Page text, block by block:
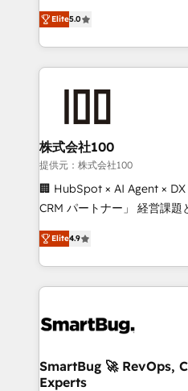
Certified Experts &
1,500+ implementations
First, RevOps-led,
Company of the Year 2024/25 INSIDEA
and build AI-powered
from week one, in your time zone.
Onboarding: Live in weeks,
around your business, not
Move from any legacy
run your revenue process.
service wired together. ➤ AI
tune-ups, feature rollouts,
HubSpot, switching to it,
We are built for the work.
Elite5.0
株式会社100
提供元：株式会社100
🏢 HubSpot × AI Agent ×
CRM パートナー」 経営課題と現場業務をつなぐAIネイ
ティブ・エージェンシーと
力で顧客フロント業務を再設計します。
をする会社か？ HubSpotを
トを組み込んだ顧客フロン
ィブ・エージェンシーです。
を、CRMを軸とした全社共
思決定者・PMO・現場担当者
Elite4.9
SmartBug 🚀 RevOps,
Experts